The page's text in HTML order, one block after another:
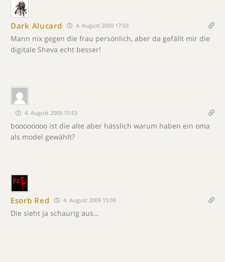
Dark Alucard 4. August 2009 17:03
Mann nix gegen die frau persönlich, aber da gefällt mir die
digitale Sheva echt besser!
4. August 2009 15:53
boooooooo ist die alte aber hässlich warum haben ein oma
als model gewählt?
Esorb Red 4. August 2009 15:09
Die sieht ja schaurig aus…